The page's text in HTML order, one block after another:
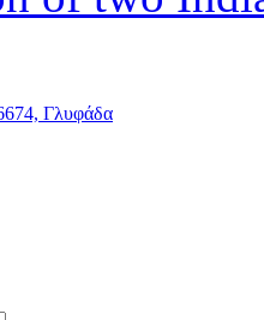
Γλυφάδα